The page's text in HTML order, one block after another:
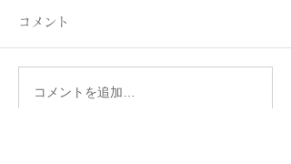
名古屋港ボートフィッシ
コメント
コメントを追加…